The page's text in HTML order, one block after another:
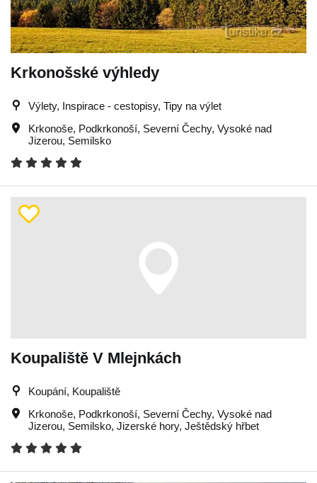
Krkonošské výhledy
Výlety, Inspirace - cestopisy, Tipy na výlet
Krkonoše, Podkrkonoší, Severní Čechy, Vysoké nad
Jizerou, Semilsko
Koupaliště V Mlejnkách
Koupání, Koupaliště
Krkonoše, Podkrkonoší, Severní Čechy, Vysoké nad
Jizerou, Semilsko, Jizerské hory, Ještědský hřbet